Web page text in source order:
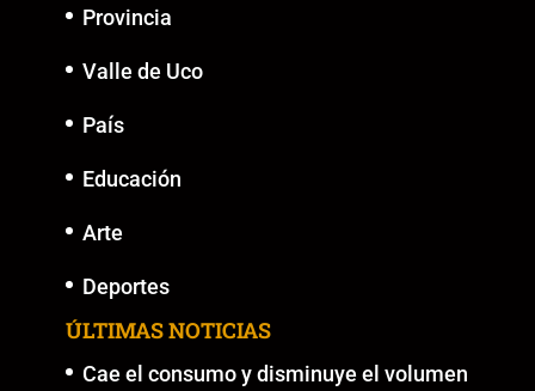
Provincia
Valle de Uco
País
Educación
Arte
Deportes
ÚLTIMAS NOTICIAS
Cae el consumo y disminuye el volumen